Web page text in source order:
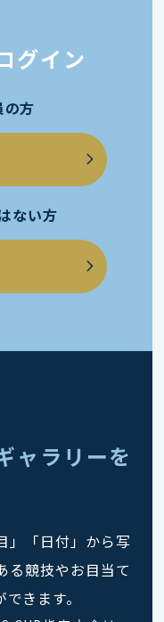
グイン
方
ない方
ャラリーを
」「日付」から写
る競技やお目当て
きます。